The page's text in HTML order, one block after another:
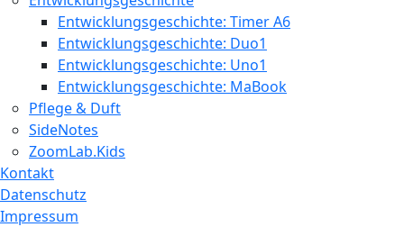
Entwicklungsgeschichte: Timer A6
Entwicklungsgeschichte: Duo1
Entwicklungsgeschichte: Uno1
Entwicklungsgeschichte: MaBook
Pflege & Duft
SideNotes
ZoomLab.Kids
Kontakt
Datenschutz
Impressum